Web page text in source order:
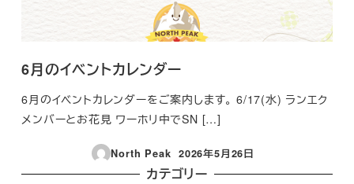
6月のイベントカレンダー
6月のイベントカレンダーをご案内します。 6/17(水) ランエク
メンバーとお花見 ワーホリ中でSN […]
North Peak
投稿日
2026年5月26日
カテゴリー